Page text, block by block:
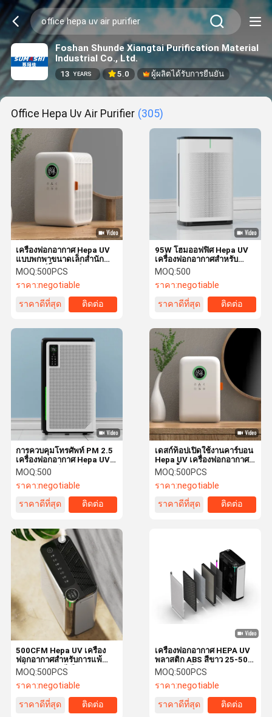
Foshan Shunde Xiangtai Purification Material
Industrial Co., Ltd.
13 YEARS 5.0 ผู้ผลิตได้รับการยืนยัน
Office Hepa Uv Air Purifier (305)
เครื่องฟอกอากาศ Hepa UV
แบบพกพาขนาดเล็กสำนัก
งานเดสก์ท็อปสมาร์ท WiFi
เครื่องฟอกอากาศ
MOQ:500PCS
ราคา:negotiable
ราคาดีที่สุด
ติดต่อ
95W โฮมออฟฟิศ Hepa UV
เครื่องฟอกอากาศสำหรับ
Pm2.5 Plasma
Purification
MOQ:500
ราคา:negotiable
ราคาดีที่สุด
ติดต่อ
การควบคุมโทรศัพท์ PM 2.5
เครื่องฟอกอากาศ Hepa UV
แบบติดผนังสำหรับสำนักงาน
ทั้งหลัง
MOQ:500
ราคา:negotiable
ราคาดีที่สุด
ติดต่อ
เดสก์ท็อปเปิดใช้งานคาร์บอน
Hepa UV เครื่องฟอกอากาศ
ความชื้น 58CFM
MOQ:500PCS
ราคา:negotiable
ราคาดีที่สุด
ติดต่อ
500CFM Hepa UV เครื่อง
ฟอกอากาศสำหรับการแพ้
กลิ่นควันแบคทีเรียฝุ่นละออง
เกสรสัตว์เลี้ยงโกรธ
MOQ:500PCS
ราคา:negotiable
ราคาดีที่สุด
ติดต่อ
เครื่องฟอกอากาศ HEPA UV
พลาสติก ABS สีขาว 25-50
DB ระดับเสียง
MOQ:500PCS
ราคา:negotiable
ราคาดีที่สุด
ติดต่อ